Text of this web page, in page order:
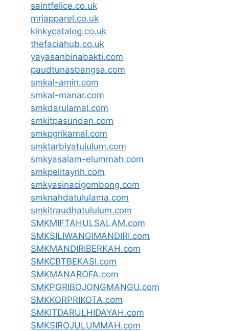
saintfelice.co.uk
mrjapparel.co.uk
kinkycatalog.co.uk
thefaciahub.co.uk
yayasanbinabakti.com
paudtunasbangsa.com
smkal-amin.com
smkal-manar.com
smkdarulamal.com
smkitpasundan.com
smkpgrikamal.com
smktarbiyatululum.com
smkyasalam-elummah.com
smkpelitaynh.com
smkyasinacigombong.com
smknahdatululama.com
smkitraudhatululum.com
SMKMIFTAHULSALAM.com
SMKSILIWANGIMANDIRI.com
SMKMANDIRIBERKAH.com
SMKCBTBEKASI.com
SMKMANAROFA.com
SMKPGRIBOJONGMANGU.com
SMKKORPRIKOTA.com
SMKITDARULHIDAYAH.com
SMKSIROJULUMMAH.com